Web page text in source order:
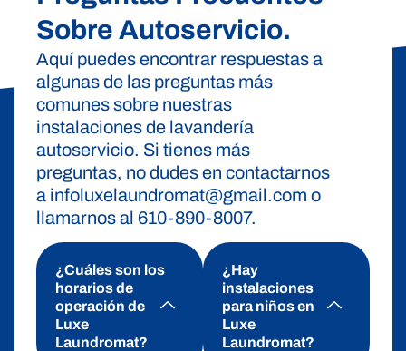
Sobre Autoservicio.
Aquí puedes encontrar respuestas a
algunas de las preguntas más
comunes sobre nuestras
instalaciones de lavandería
autoservicio. Si tienes más
preguntas, no dudes en contactarnos
a infoluxelaundromat@gmail.com o
llamarnos al 610-890-8007.
¿Cuáles son los
horarios de
operación de
Luxe
Laundromat?
¿Hay
instalaciones
para niños en
Luxe
Laundromat?